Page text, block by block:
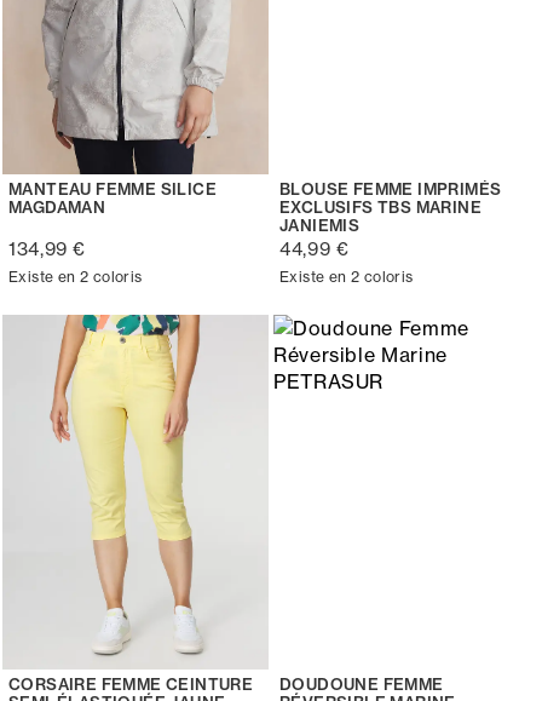
MANTEAU FEMME SILICE
MAGDAMAN
134,99 €
Existe en 2 coloris
BLOUSE FEMME IMPRIMÉS
EXCLUSIFS TBS MARINE
JANIEMIS
44,99 €
Existe en 2 coloris
CORSAIRE FEMME CEINTURE
DOUDOUNE FEMME